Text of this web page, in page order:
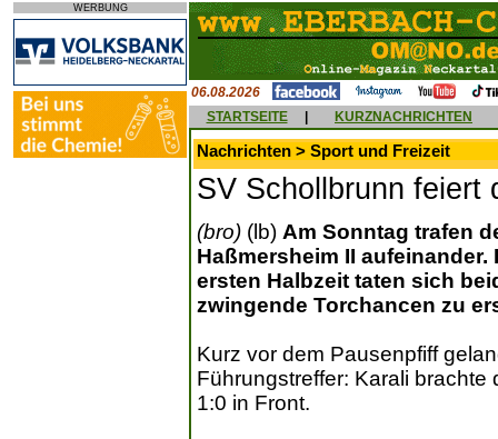
WERBUNG
06.08.2026
STARTSEITE
KURZNACHRICHTEN
Nachrichten > Sport und Freizeit
SV Schollbrunn feiert
(bro) (lb) Am Sonntag trafen
Haßmersheim II
ersten Halbzeit taten sich
zwingende Torchancen zu
Kurz vor dem Pausenpfiff
Führungstreffer: Karali
1:0 in Front.